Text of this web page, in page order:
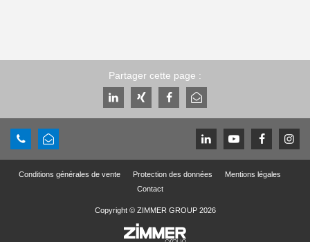
Partager cette page :
Conditions générales de vente Protection des données
Mentions légales
Contact
Copyright © ZIMMER GROUP 2026